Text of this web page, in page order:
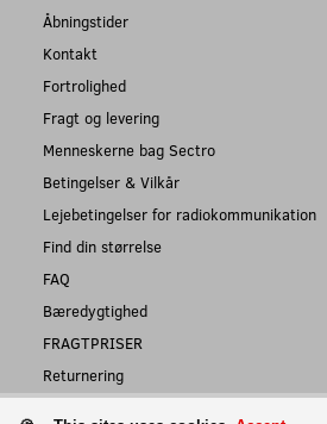
Åbningstider
Kontakt
Fortrolighed
Fragt og levering
Menneskerne bag Sectro
Betingelser & Vilkår
Lejebetingelser for radiokommunikation
Find din størrelse
FAQ
Bæredygtighed
FRAGTPRISER
Returnering